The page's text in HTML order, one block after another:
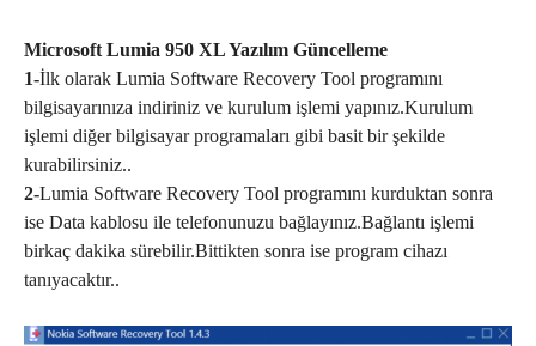
Microsoft Lumia 950 XL Yazılım Güncelleme
1-İlk olarak Lumia Software Recovery Tool programını
bilgisayarınıza indiriniz ve kurulum işlemi yapınız.Kurulum
işlemi diğer bilgisayar programaları gibi basit bir şekilde
kurabilirsiniz..
2-Lumia Software Recovery Tool programını kurduktan sonra
ise Data kablosu ile telefonunuzu bağlayınız.Bağlantı işlemi
birkaç dakika sürebilir.Bittikten sonra ise program cihazı
tanıyacaktır..